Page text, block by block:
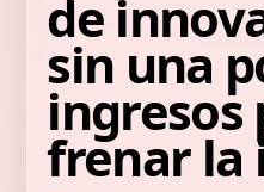
de
sin una
ingresos
frenar la